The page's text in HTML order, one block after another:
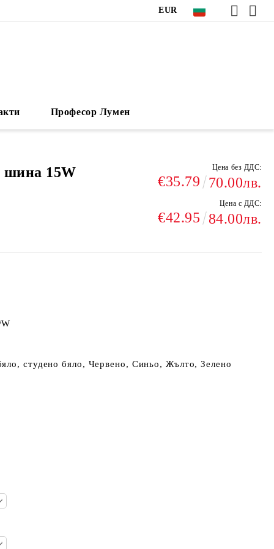
EUR
Професор Лумен
шина 15W
Цена без ДДС:
€35.79 70.00лв.
Цена с ДДС:
€42.95 84.00лв.
студено бяло, Червено, Синьо, Жълто, Зелено